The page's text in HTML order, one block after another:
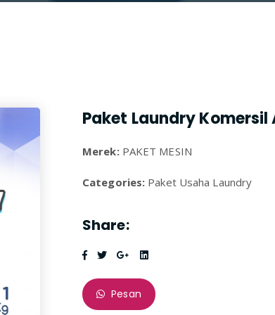
Paket Laundry Komersil
Merek: PAKET MESIN
Categories: Paket Usaha Laundry
Share:
Pesan